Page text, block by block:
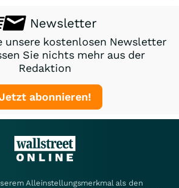
Newsletter
unsere kostenlosen Newsletter
Sie nichts mehr aus der
Redaktion
abonnieren!
Alleinstellungsmerkmal als den